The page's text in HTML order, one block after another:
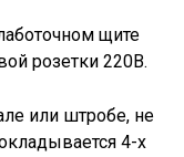
щите
розетки 220В.
или штробе, не
4-х